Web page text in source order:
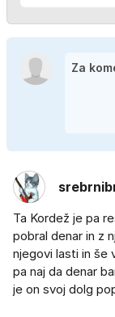
Ta Kordež je pa
pobral denar in z
njegovi lasti in še
pa naj da denar
je on svoj dolg